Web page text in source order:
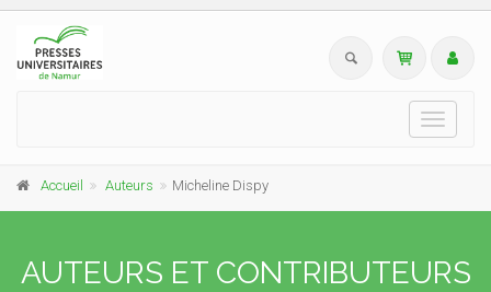
Toggle
Accueil Auteurs Micheline Dispy
AUTEURS ET CONTRIBUTEURS